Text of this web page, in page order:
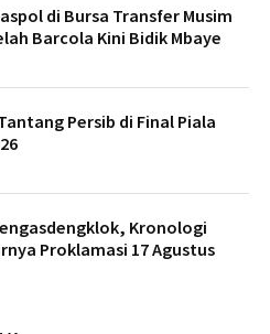
di Bursa Transfer Musim
Barcola Kini Bidik Mbaye
Persib di Final Piala
Kronologi
Proklamasi 17 Agustus